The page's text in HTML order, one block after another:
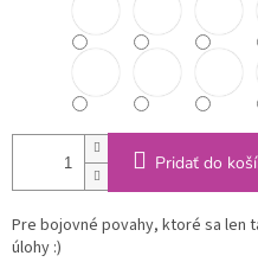
Pridať do
Pre bojovné povahy, ktoré sa len
úlohy :)